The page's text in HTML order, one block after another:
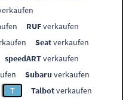
RUFverkaufen
Seatverkaufen
speedARTverkaufen
Subaru verkaufen
T Talbotverkaufen